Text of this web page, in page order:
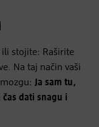
ili stojite: Raširite
Na taj način vaši
Ja sam tu,
čas dati snagu i